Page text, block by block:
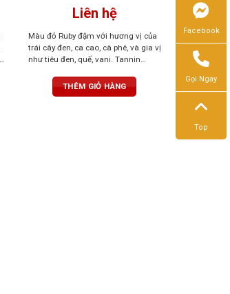
Liên hệ
Màu đỏ Ruby đậm với hương vị của
trái cây đen, ca cao, cà phê, và gia vị
như tiêu đen, quế, vani. Tannin
kéo dài và phức hợp
THÊM GIỎ HÀNG
Facebook
Gọi Ngay
Top